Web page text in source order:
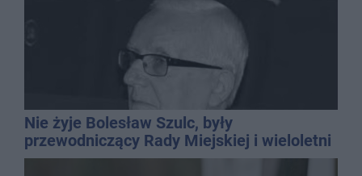
Nie żyje Bolesław Szulc, były
przewodniczący Rady Miejskiej i wieloletni
dyrektor SP 14